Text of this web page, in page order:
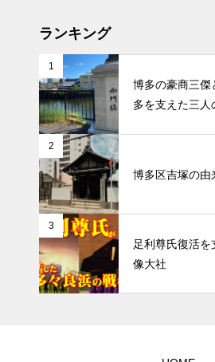
った？歓楽街
側
福岡と博多の市
ランキング
1
博多の豪商三傑
多を支えた三人
2
博多区吉塚の由
3
足利尊氏復活
像大社